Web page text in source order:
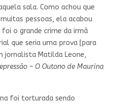
sala. Como achou que
pessoas, ela acabou
o grande crime da irmã
que seria uma prova [para
jornalista Matilda Leone,
– O Outono de Maurina
foi torturada sendo